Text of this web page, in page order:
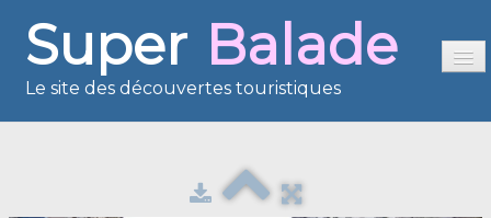
Super Balade
Le site des découvertes touristiques